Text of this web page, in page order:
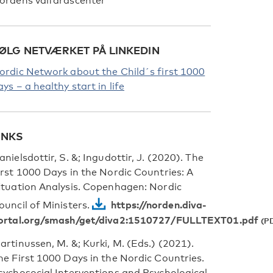
NETVÆRKET PÅ LINKEDIN
Network about the Child´s first 1000
– a healthy start in life
S. &; Ingudottir, J. (2020).The
1000 Days in the Nordic Countries: A
Analysis. Copenhagen: Nordic
of Ministers.
https://norden.diva-
smash/get/diva2:1510727/FULLTEXT01.pdf
M. &; Kurki, M. (Eds.) (2021).
First 1000 Days in the Nordic Countries.